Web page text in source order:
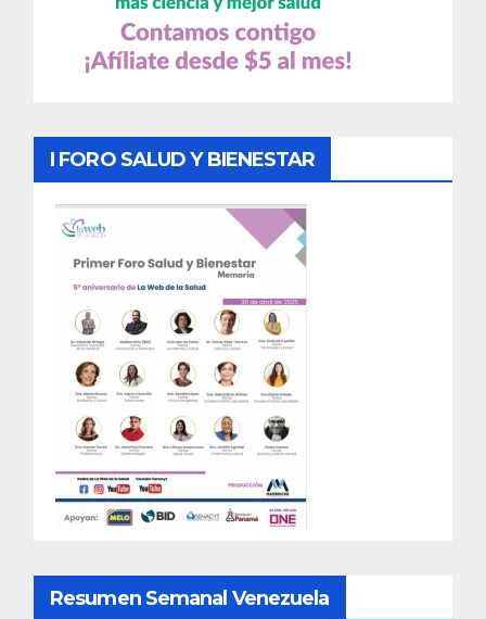
I FORO SALUD Y BIENESTAR
Resumen Semanal Venezuela